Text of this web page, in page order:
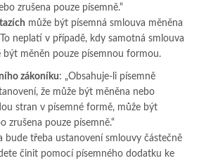
zrušena pouze písemně.“
může být písemná smlouva měněna
neplatí v případě, kdy samotná smlouva
být měněn pouze písemnou formou.
zákoníku: „Obsahuje-li písemně
že může být měněna nebo
stran v písemné formě, může být
zrušena pouze písemně.“
bude třeba ustanovení smlouvy částečně
činit pomocí písemného dodatku ke